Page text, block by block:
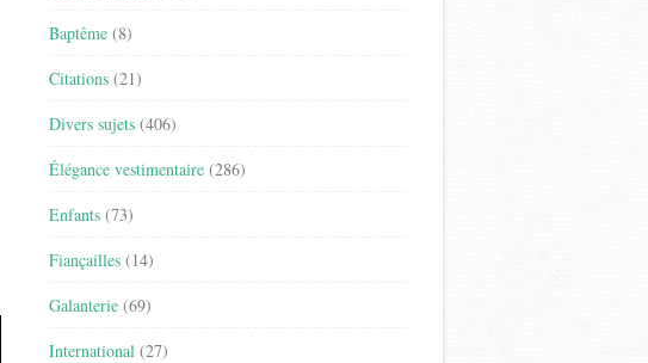
Baptême (8)
Citations (21)
Divers sujets (406)
Élégance vestimentaire (286)
Enfants (73)
Fiançailles (14)
Galanterie (69)
International (27)